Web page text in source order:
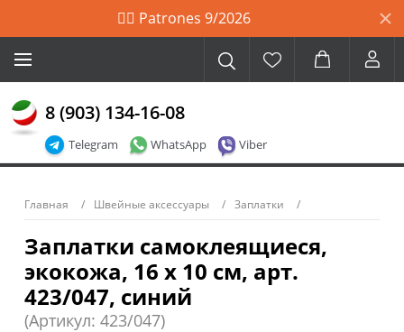
🙋‍♀️ Patrones 9/2026
Telegram WhatsApp Viber
8 (903) 134-16-08
Главная Швейные аксессуары Заплатки
Заплатки самоклеящиеся,
экокожа, 16 х 10 см, арт.
423/047, синий
(Артикул: 423/047)